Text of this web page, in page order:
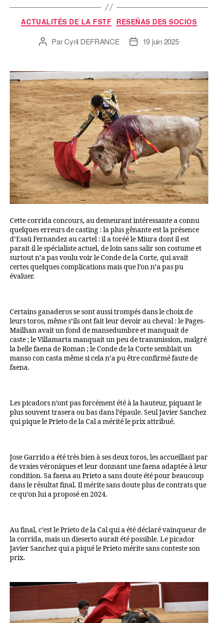
ACTUALITÉS DE LA FSTF RESEÑAS DES SOCIOS
ParCyril DEFRANCE 19 juin 2025
Cette corrida concours, au demeurant intéressante a connu
quelques erreurs de casting : la plus gênante est la présence
d’Esaü Fernandez au cartel : il a toréé le Miura dont il est
parait-il le spécialiste actuel, de loin sans salir son costume et
surtout n’a pas voulu voir le Conde de la Corte, qui avait
certes quelques complications mais que l’on n’a pas pu
évaluer.
Certains ganaderos se sont aussi trompés dans le choix de
leurs toros, même s’ils ont fait leur devoir au cheval : le Pages-
Mailhan avait un fond de mansedumbre et manquait de
caste ; le Villamarta manquait un peu de transmission, malgré
la belle faena de Roman ; le Conde de la Corte semblait un
manso con casta même si cela n’a pu être confirmé faute de
faena.
Les picadors n’ont pas forcément été à la hauteur, piquant le
plus souvent trasera ou bas dans l’épaule. Seul Javier Sanchez
qui pique le Prieto de la Cal a mérité le prix attribué.
Jose Garrido a été très bien à ses deux toros, les accueillant par
de vraies véroniques et leur donnant une faena adaptée à leur
condition. Sa faena au Prieto a sans doute été pour beaucoup
dans le résultat final. Il mérite sans doute plus de contrats que
ce qu’on lui a proposé en 2024.
Au final, c’est le Prieto de la Cal qui a été déclaré vainqueur de
la corrida, mais un dieserto aurait été possible. Le picador
Javier Sanchez qui a piqué le Prieto mérite sans conteste son
prix.